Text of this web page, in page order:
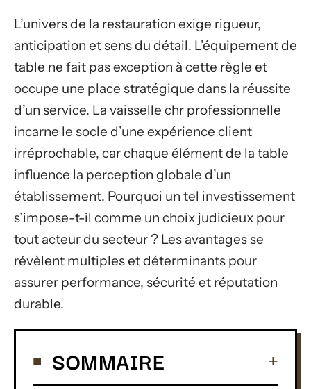
L’univers de la restauration exige rigueur,
anticipation et sens du détail. L’équipement de
table ne fait pas exception à cette règle et
occupe une place stratégique dans la réussite
d’un service. La vaisselle chr professionnelle
incarne le socle d’une expérience client
irréprochable, car chaque élément de la table
influence la perception globale d’un
établissement. Pourquoi un tel investissement
s’impose-t-il comme un choix judicieux pour
tout acteur du secteur ? Les avantages se
révèlent multiples et déterminants pour
assurer performance, sécurité et réputation
durable.
SOMMAIRE